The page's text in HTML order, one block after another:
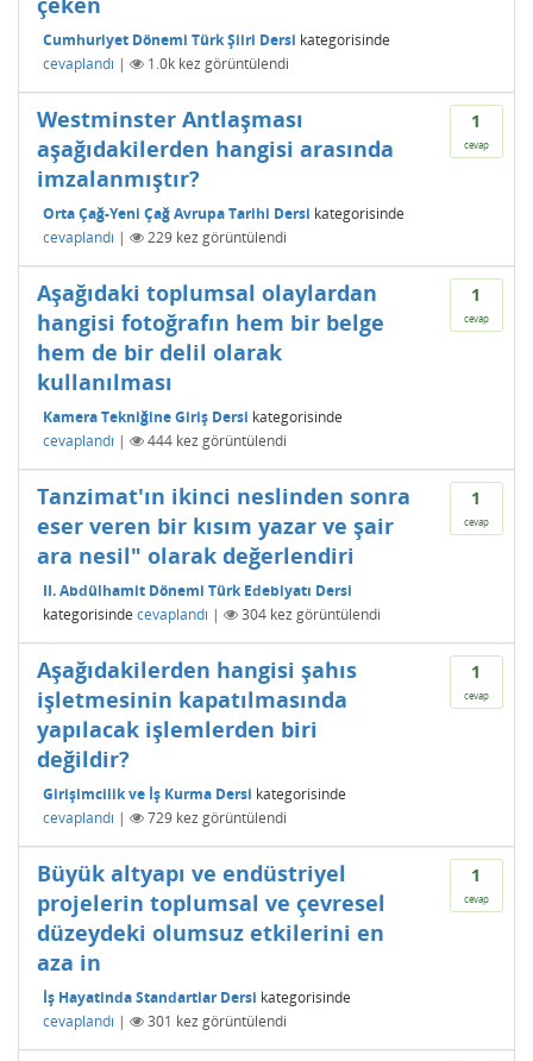
Cumhuriyet Dönemi Türk Şiiri Dersi kategorisinde
cevaplandı | 1.0k kez görüntülendi
1
cevap
Westminster Antlaşması
aşağıdakilerden hangisi arasında
imzalanmıştır?
Orta Çağ-Yeni Çağ Avrupa Tarihi Dersi kategorisinde
cevaplandı | 229 kez görüntülendi
1
cevap
Aşağıdaki toplumsal olaylardan
hangisi fotoğrafın hem bir belge
hem de bir delil olarak
kullanılması
Kamera Tekniğine Giriş Dersi kategorisinde
cevaplandı | 444 kez görüntülendi
1
cevap
Tanzimat'ın ikinci neslinden sonra
eser veren bir kısım yazar ve şair
ara nesil" olarak değerlendiri
II. Abdülhamit Dönemi Türk Edebiyatı Dersi
kategorisinde cevaplandı | 304 kez görüntülendi
1
cevap
Aşağıdakilerden hangisi şahıs
işletmesinin kapatılmasında
yapılacak işlemlerden biri
değildir?
Girişimcilik ve İş Kurma Dersi kategorisinde
cevaplandı | 729 kez görüntülendi
1
cevap
Büyük altyapı ve endüstriyel
projelerin toplumsal ve çevresel
düzeydeki olumsuz etkilerini en
aza in
İş Hayatinda Standartlar Dersi kategorisinde
cevaplandı | 301 kez görüntülendi